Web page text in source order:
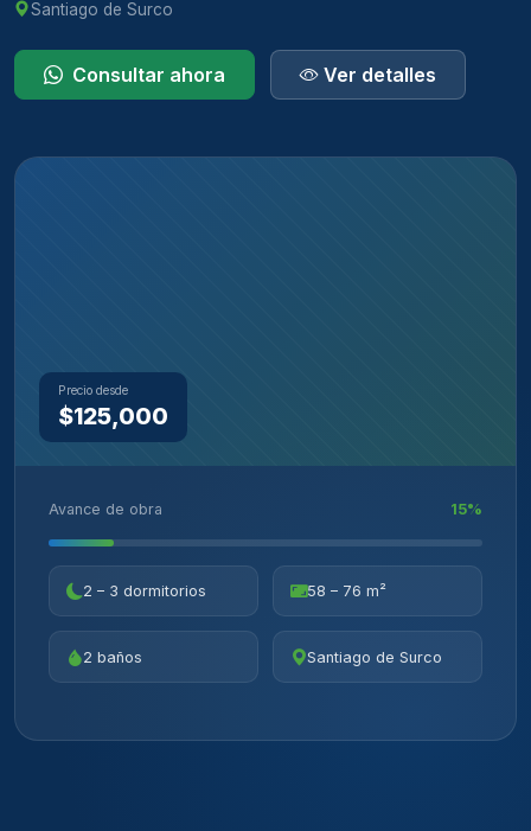
Santiago de Surco
Consultar ahora Ver detalles
Precio desde
$125,000
Avance de obra 15%
2 – 3 dormitorios 58 – 76 m²
2 baños Santiago de Surco